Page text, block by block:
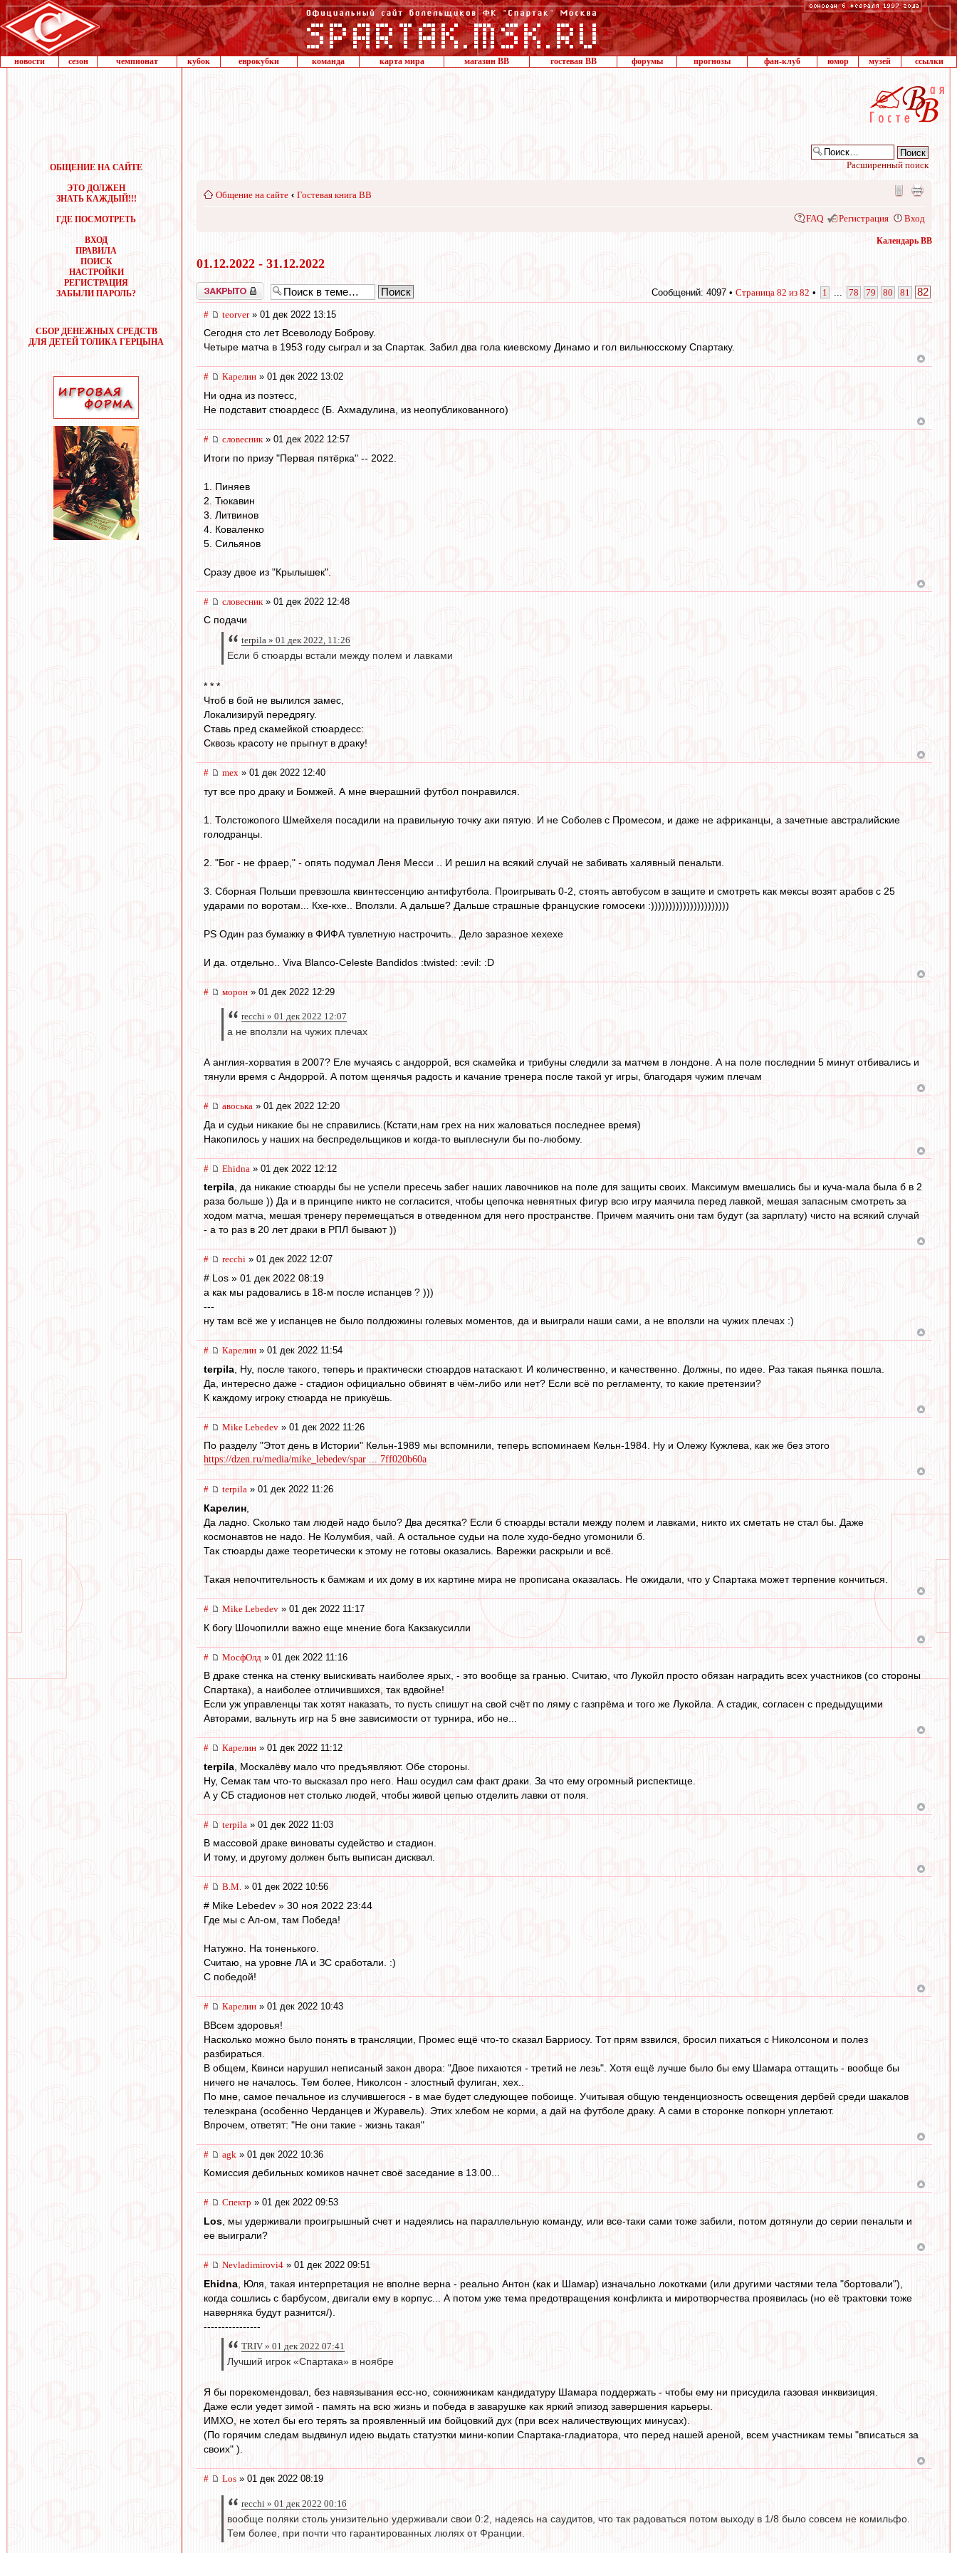
новости сезон чемпионат кубок еврокубки команда карта мира магазин ВВ гостевая ВВ форумы прогнозы фан-клуб юмор музей ссылки
ОБЩЕНИЕ НА САЙТЕ
ЭТО ДОЛЖЕН
ЗНАТЬ КАЖДЫЙ!!!
ГДЕ ПОСМОТРЕТЬ
ВХОД
ПРАВИЛА
ПОИСК
НАСТРОЙКИ
РЕГИСТРАЦИЯ
ЗАБЫЛИ ПАРОЛЬ?
СБОР ДЕНЕЖНЫХ СРЕДСТВ
ДЛЯ ДЕТЕЙ ТОЛИКА ГЕРЦЫНА
Расширенный поиск
Общение на сайте ‹ Гостевая книга ВВ
FAQ Регистрация Вход
Календарь ВВ
01.12.2022 - 31.12.2022
Закрыто Сообщений: 4097 • Страница 82 из 82 • 1 78 79 80 81 82
# teorver» 01 дек 2022 13:15
Сегодня сто лет Всеволоду Боброву.
Четыре матча в 1953 году сыграл и за Спартак. Забил два гола киевскому Динамо и гол вильнюсскому Спартаку.
# Карелин » 01 дек 2022 13:02
Ни одна из поэтесс,
Не подставит стюардесс (Б. Ахмадулина, из неопубликованного)
# словесник» 01 дек 2022 12:57
Итоги по призу "Первая пятёрка" -- 2022.
1. Пиняев
2. Тюкавин
3. Литвинов
4. Коваленко
5. Сильянов
Сразу двое из "Крылышек".
# словесник » 01 дек 2022 12:48
С подачи
terpila » 01 дек 2022, 11:26
Если б стюарды встали между полем и лавками
* * *
Чтоб в бой не вылился замес,
Локализируй передрягу.
Ставь пред скамейкой стюардесс:
Сквозь красоту не прыгнут в драку!
# mex » 01 дек 2022 12:40
тут все про драку и Бомжей. А мне вчерашний футбол понравился.
1. Толстожопого Шмейхеля посадили на правильную точку аки пятую. И не Соболев с Промесом, и даже не африканцы, а зачетные австралийские
голодранцы.
2. "Бог - не фраер," - опять подумал Леня Месси .. И решил на всякий случай не забивать халявный пенальти.
3. Сборная Польши превзошла квинтессенцию антифутбола. Проигрывать 0-2, стоять автобусом в защите и смотреть как мексы возят арабов с 25
ударами по воротам... Кхе-кхе.. Вползли. А дальше? Дальше страшные француские гомосеки :))))))))))))))))))))))
PS Один раз бумажку в ФИФА тувлетную настрочить.. Дело заразное хехехе
И да. отдельно.. Viva Blanco-Celeste Bandidos :twisted: :evil: :D
# морон » 01 дек 2022 12:29
recchi » 01 дек 2022 12:07
а не вползли на чужих плечах
А англия-хорватия в 2007? Еле мучаясь с андоррой, вся скамейка и трибуны следили за матчем в лондоне. А на поле последнии 5 минут отбивались и
тянули время с Андоррой. А потом щенячья радость и качание тренера после такой уг игры, благодаря чужим плечам
# авоська » 01 дек 2022 12:20
Да и судьи никакие бы не справились.(Кстати,нам грех на них жаловаться последнее время)
Накопилось у наших на беспредельщиков и когда-то выплеснули бы по-любому.
# Ehidna » 01 дек 2022 12:12
terpila, да никакие стюарды бы не успели пресечь забег наших лавочников на поле для защиты своих. Максимум вмешались бы и куча-мала была б в 2
раза больше )) Да и в принципе никто не согласится, чтобы цепочка невнятных фигур всю игру маячила перед лавкой, мешая запасным смотреть за
ходом матча, мешая тренеру перемещаться в отведенном для него пространстве. Причем маячить они там будут (за зарплату) чисто на всякий случай
- а то раз в 20 лет драки в РПЛ бывают ))
# recchi » 01 дек 2022 12:07
# Los » 01 дек 2022 08:19
а как мы радовались в 18-м после испанцев ? )))
---
ну там всё же у испанцев не было полдюжины голевых моментов, да и выиграли наши сами, а не вползли на чужих плечах :)
# Карелин » 01 дек 2022 11:54
terpila , Ну, после такого, теперь и практически стюардов натаскают. И количественно, и качественно. Должны, по идее. Раз такая пьянка пошла.
Да, интересно даже - стадион официально обвинят в чём-либо или нет? Если всё по регламенту, то какие претензии?
К каждому игроку стюарда не прикуёшь.
# Mike Lebedev » 01 дек 2022 11:26
По разделу "Этот день в Истории" Кельн-1989 мы вспомнили, теперь вспоминаем Кельн-1984. Ну и Олежу Кужлева, как же без этого
https://dzen.ru/media/mike_lebedev/spar ... 7ff020b60a
# terpila » 01 дек 2022 11:26
Карелин
Да ладно. Сколько там людей надо было? Два десятка? Если б стюарды встали между полем и лавками, никто их сметать не стал бы. Даже
космонавтов не надо. Не Колумбия, чай. А остальное судьи на поле худо-бедно угомонили б.
Так стюарды даже теоретически к этому не готовы оказались. Варежки раскрыли и всё.
Такая непочтительность к бамжам и их дому в их картине мира не прописана оказалась. Не ожидали, что у Спартака может терпение кончиться.
# Mike Lebedev » 01 дек 2022 11:17
К богу Шочопилли важно еще мнение бога Какзакусилли
# МосфОлд » 01 дек 2022 11:16
В драке стенка на стенку выискивать наиболее ярых, - это вообще за гранью. Считаю, что Лукойл просто обязан наградить всех участников (со стороны
Спартака), а наиболее отличившихся, так вдвойне!
Если уж управленцы так хотят наказать, то пусть спишут на свой счёт по ляму с газпрёма и того же Лукойла. А стадик, согласен с предыдущими
Авторами, вальнуть игр на 5 вне зависимости от турнира, ибо не...
# Карелин » 01 дек 2022 11:12
terpila , Москалёву мало что предъявляют. Обе стороны.
Ну, Семак там что-то высказал про него. Наш осудил сам факт драки. За что ему огромный риспектище.
А у СБ стадионов нет столько людей, чтобы живой цепью отделить лавки от поля.
# terpila » 01 дек 2022 11:03
В массовой драке виноваты судейство и стадион.
И тому, и другому должен быть выписан дисквал.
# В.М. » 01 дек 2022 10:56
# Mike Lebedev » 30 ноя 2022 23:44
Где мы с Ал-ом, там Победа!
Натужно. На тоненького.
Считаю, на уровне ЛА и ЗС сработали. :)
С победой!
# Карелин » 01 дек 2022 10:43
ВВсем здоровья!
Насколько можно было понять в трансляции, Промес ещё что-то сказал Барриосу. Тот прям взвился, бросил пихаться с Николсоном и полез
разбираться.
В общем, Квинси нарушил неписаный закон двора: "Двое пихаются - третий не лезь". Хотя ещё лучше было бы ему Шамара оттащить - вообще бы
ничего не началось. Тем более, Николсон - злостный фулиган, хех..
По мне, самое печальное из случившегося - в мае будет следующее побоище. Учитывая общую тенденциозность освещения дербей среди шакалов
телеэкрана (особенно Черданцев и Журавель). Этих хлебом не корми, а дай на футболе драку. А сами в сторонке попкорн уплетают.
Впрочем, ответят: "Не они такие - жизнь такая"
# agk » 01 дек 2022 10:36
Комиссия дебильных комиков начнет своё заседание в 13.00...
# Спектр » 01 дек 2022 09:53
Los , мы удерживали проигрышный счет и надеялись на параллельную команду, или все-таки сами тоже забили, потом дотянули до серии пенальти и
ее выиграли?
# Nevladimirovi4 » 01 дек 2022 09:51
Ehidna , Юля, такая интерпретация не вполне верна - реально Антон (как и Шамар) изначально локотками (или другими частями тела "бортовали"),
когда сошлись с барбусом, двигали ему в корпус... А потом уже тема предотвращения конфликта и миротворчества проявилась (но её трактовки тоже
наверняка будут разнится/).
----------------
TRIV » 01 дек 2022 07:41
Лучший игрок «Спартака» в ноябре
Я бы порекомендовал, без навязывания есс-но, сокнижникам кандидатуру Шамара поддержать - чтобы ему ни присудила газовая инквизиция.
Даже если уедет зимой - память на всю жизнь и победа в заварушке как яркий эпизод завершения карьеры.
ИМХО, не хотел бы его терять за проявленный им бойцовкий дух (при всех наличествующих минусах).
(По горячим следам выдвинул идею выдать статуэтки мини-копии Спартака-гладиатора, что перед нашей ареной, всем участникам темы "вписаться за
своих" ).
# Los » 01 дек 2022 08:19
recchi » 01 дек 2022 00:16
вообще поляки столь унизительно удерживали свои 0:2, надеясь на саудитов, что так радоваться потом выходу в 1/8 было совсем не комильфо.
Тем более, при почти что гарантированных люлях от Франции.